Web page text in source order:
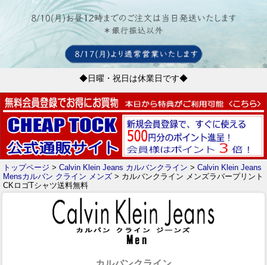
◆日曜・祝日は休業日です◆
トップページ > Calvin Klein Jeans カルバンクライン > Calvin Klein Jeans
Mensカルバン クライン メンズ > カルバンクライン メンズラバープリント
CKロゴTシャツ送料無料